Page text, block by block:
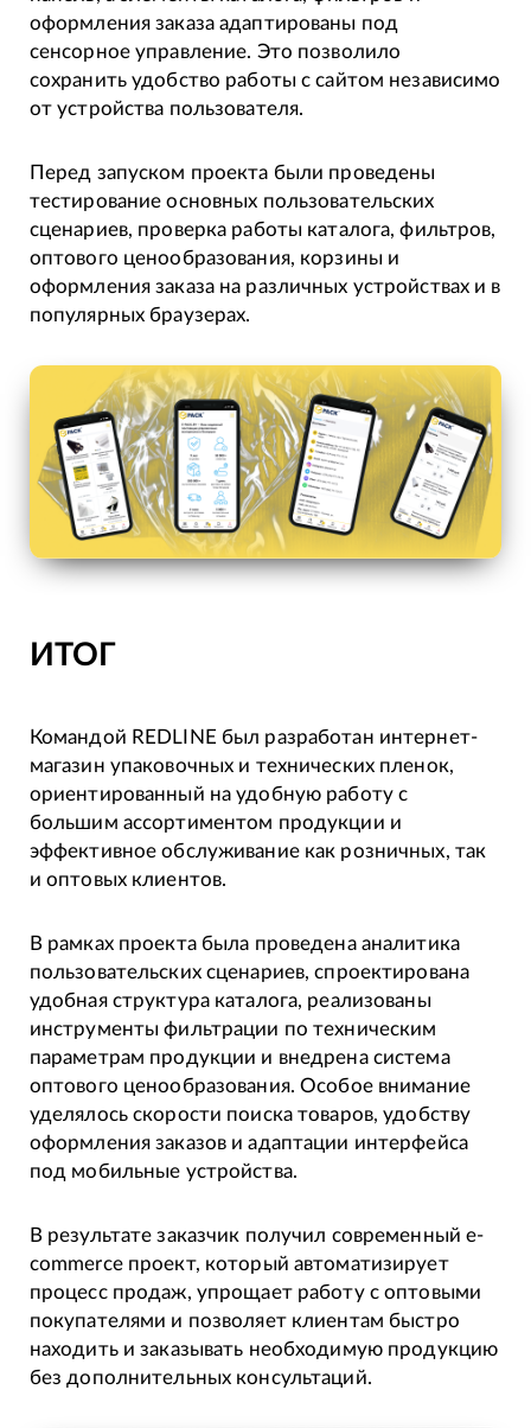
оформления заказа адаптированы под
сенсорное управление. Это позволило
сохранить удобство работы с сайтом независимо
от устройства пользователя.
Перед запуском проекта были проведены
тестирование основных пользовательских
сценариев, проверка работы каталога, фильтров,
оптового ценообразования, корзины и
оформления заказа на различных устройствах и в
популярных браузерах.
ИТОГ
Командой REDLINE был разработан интернет-
магазин упаковочных и технических пленок,
ориентированный на удобную работу с
большим ассортиментом продукции и
эффективное обслуживание как розничных, так
и оптовых клиентов.
В рамках проекта была проведена аналитика
пользовательских сценариев, спроектирована
удобная структура каталога, реализованы
инструменты фильтрации по техническим
параметрам продукции и внедрена система
оптового ценообразования. Особое внимание
уделялось скорости поиска товаров, удобству
оформления заказов и адаптации интерфейса
под мобильные устройства.
В результате заказчик получил современный e-
commerce проект, который автоматизирует
процесс продаж, упрощает работу с оптовыми
покупателями и позволяет клиентам быстро
находить и заказывать необходимую продукцию
без дополнительных консультаций.